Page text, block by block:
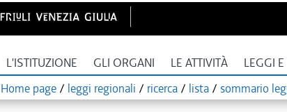
L'ISTITUZIONE GLI ORGANI LE ATTIVITÀ LEGGI
Home page / leggi regionali / ricerca / lista / sommario